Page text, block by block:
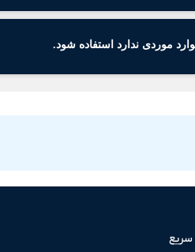
موردی ندارد استفاده شود.